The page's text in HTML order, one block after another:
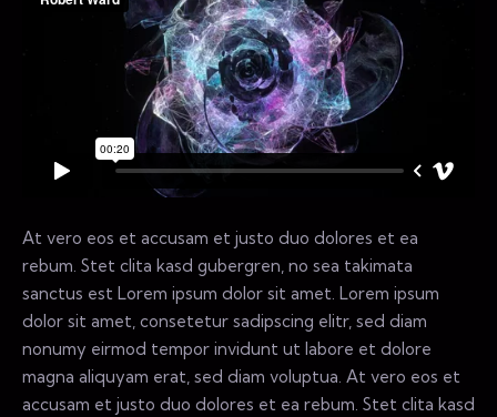
At vero eos et accusam et justo duo dolores et ea
rebum. Stet clita kasd gubergren, no sea takimata
sanctus est Lorem ipsum dolor sit amet. Lorem ipsum
dolor sit amet, consetetur sadipscing elitr, sed diam
nonumy eirmod tempor invidunt ut labore et dolore
magna aliquyam erat, sed diam voluptua. At vero eos et
accusam et justo duo dolores et ea rebum. Stet clita kasd